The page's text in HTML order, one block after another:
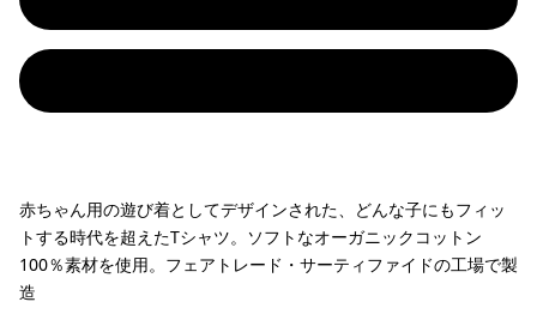
赤ちゃん用の遊び着としてデザインされた、どんな子にもフィッ
トする時代を超えたTシャツ。ソフトなオーガニックコットン
100％素材を使用。フェアトレード・サーティファイドの工場で製
造